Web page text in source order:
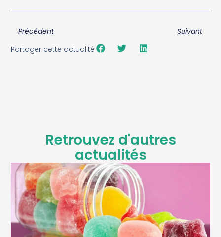
Précédent
Suivant
Partager cette actualité
Retrouvez d'autres
actualités